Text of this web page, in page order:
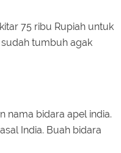
75 ribu Rupiah untuk
tumbuh agak
nama bidara apel india.
India. Buah bidara